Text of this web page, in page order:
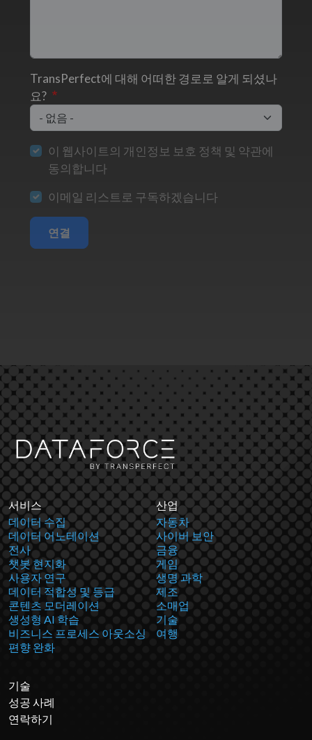
TransPerfect에 대해 어떠한 경로로 알게 되셨나
요?
이 웹사이트의 개인정보 보호 정책 및 약관에
동의합니다
이메일 리스트로 구독하겠습니다
연결
서비스
데이터 수집
데이터 어노테이션
전사
챗봇 현지화
사용자 연구
데이터 적합성 및 등급
콘텐츠 모더레이션
생성형 AI 학습
비즈니스 프로세스 아웃소싱
편향 완화
산업
자동차
사이버 보안
금융
게임
생명 과학
제조
소매업
기술
여행
기술
성공 사례
연락하기